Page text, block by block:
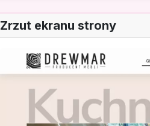
Zrzut ekranu strony